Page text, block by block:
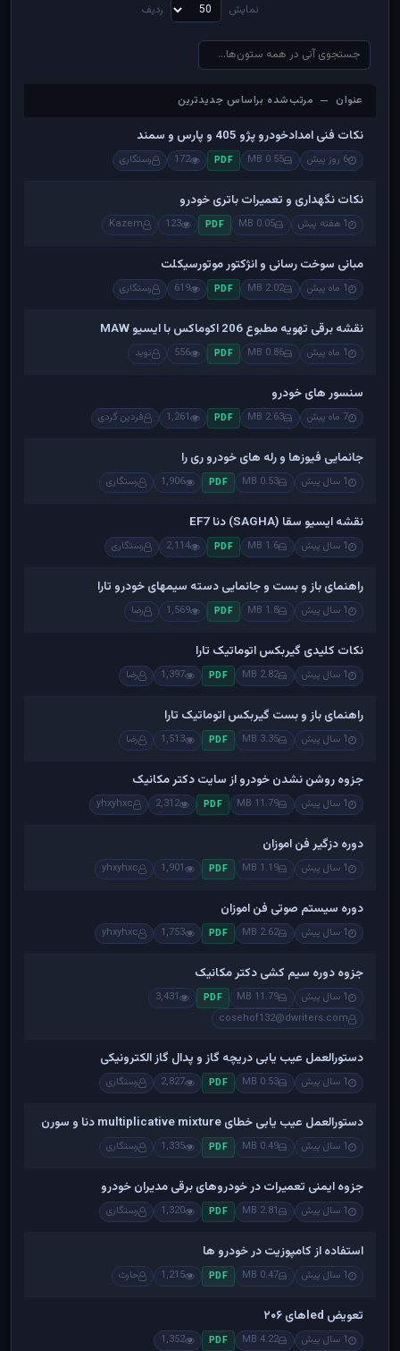
نمایش ردیف
عنوان — مرتب‌شده براساس جدیدترین
عنوان — مرتب‌شده براساس جدیدترین
نکات فنی امدادخودرو پژو 405 و پارس و سمند
6 روز پیش 0.55 MB
PDF
172 رستگاری
نکات نگهداری و تعمیرات باتری خودرو
1 هفته پیش 0.05 MB
PDF
123
Kazem
مبانی سوخت رسانی و انژکتور موتورسیکلت
1 ماه پیش 2.02 MB
PDF
619 رستگاری
نقشه برقی تهویه مطبوع 206 اکوماکس با ایسیو MAW
1 ماه پیش 0.86 MB
PDF
556 نوید
سنسور های خودرو
7 ماه پیش 2.63 MB
PDF
1,261 فردین گردی
جانمایی فیوزها و رله های خودرو ری را
1 سال پیش 0.53 MB
PDF
1,906 رستگاری
نقشه ایسیو سقا (SAGHA) دنا EF7
1 سال پیش 1.6 MB
PDF
2,114 رستگاری
راهنمای باز و بست و جانمایی دسته سیمهای خودرو تارا
1 سال پیش 1.8 MB
PDF
1,569 رضا
نکات کلیدی گیربکس اتوماتیک تارا
1 سال پیش 2.82 MB
PDF
1,397 رضا
راهنمای باز و بست گیربکس اتوماتیک تارا
1 سال پیش 3.35 MB
PDF
1,513 رضا
جزوه روشن نشدن خودرو از سایت دکتر مکانیک
1 سال پیش 11.79 MB
PDF
2,312
yhxyhxc
دوره دزگیر فن اموزان
1 سال پیش 1.19 MB
PDF
1,901
yhxyhxc
دوره سیستم صوتی فن اموزان
1 سال پیش 2.62 MB
PDF
1,753
yhxyhxc
جزوه دوره سیم کشی دکتر مکانیک
1 سال پیش 11.79 MB
PDF
3,431
cosehof132@dwriters.com
دستورالعمل عیب یابی دریچه گاز و پدال گاز الکترونیکی
1 سال پیش 0.53 MB
PDF
2,827 رستگاری
دستورالعمل عیب یابی خطای multiplicative mixture دنا و سورن
1 سال پیش 0.49 MB
PDF
1,335 رستگاری
جزوه ایمنی تعمیرات در خودروهای برقی مدیران خودرو
1 سال پیش 2.81 MB
PDF
1,320 رستگاری
استفاده از کامپوزیت در خودرو ها
1 سال پیش 0.47 MB
PDF
1,215 حارث
تعویض ledهای ۲۰۶
1 سال پیش 4.22 MB
PDF
1,352